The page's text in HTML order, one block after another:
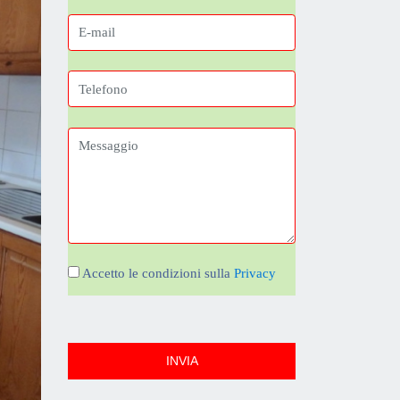
Accetto le condizioni sulla Privacy
INVIA